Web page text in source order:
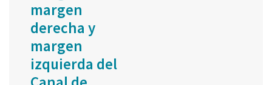
margen
derecha y
margen
izquierda del